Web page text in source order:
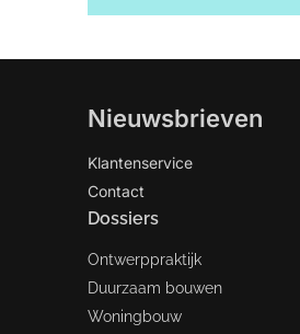
Nieuwsbrieven
Klantenservice
Contact
Dossiers
Ontwerppraktijk
Duurzaam bouwen
Woningbouw